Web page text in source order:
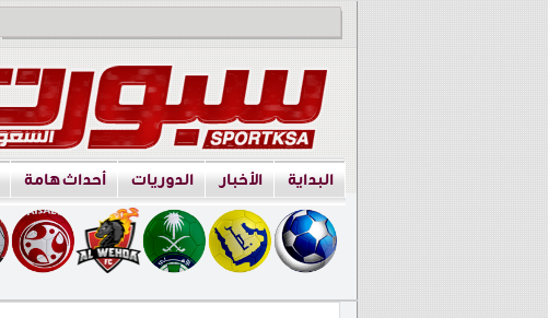
البداية الأخبار الدوريات أحداث هامة